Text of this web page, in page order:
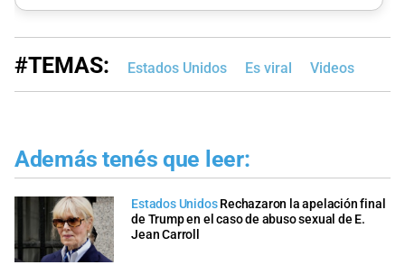
#TEMAS: Estados Unidos Es viral Videos
Además tenés que leer:
Estados Unidos Rechazaron la apelación final
de Trump en el caso de abuso sexual de E.
Jean Carroll